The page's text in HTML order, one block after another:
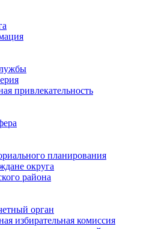
привлекательность
планирования
округа
района
орган
избирательная комиссия